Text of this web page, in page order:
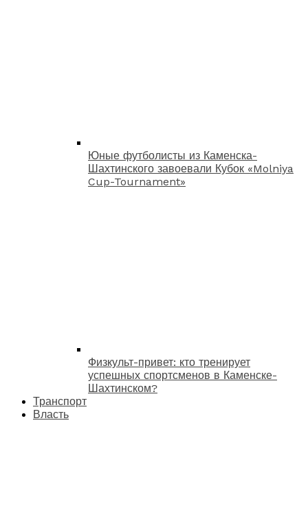
Юные футболисты из Каменска-
Шахтинского завоевали Кубок «Molniya
Cup-Tournament»
Физкульт-привет: кто тренирует
успешных спортсменов в Каменске-
Шахтинском?
Транспорт
Власть